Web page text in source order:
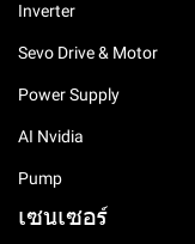
Inverter
Sevo Drive & Motor
Power Supply
AI Nvidia
Pump
เซนเซอร์